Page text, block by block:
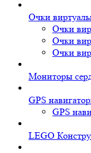
Очки
Очки
Очки
Очки
Мониторы
GPS
GPS
LEGO